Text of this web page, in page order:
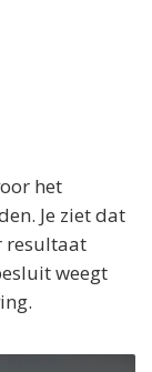
het
Je ziet dat
resultaat
weegt